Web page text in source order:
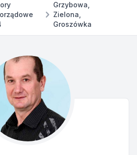
Grzybowa,
Zielona,
Groszówka